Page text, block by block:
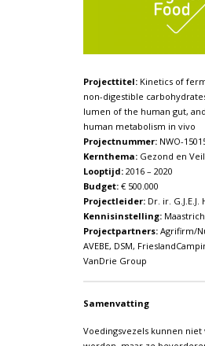
Projecttitel: Kinetics of
non-digestible
lumen of the human gut,
human metabolism in vivo
Projectnummer: NWO-
Kernthema:Gezond en
Looptijd:2016 – 2020
Budget:€ 500.000
Projectleider: Dr. ir.
Kennisinstelling:
Projectpartners: Agrifirm/
AVEBE, DSM,
VanDrie Group
Samenvatting
Voedingsvezels kunnen